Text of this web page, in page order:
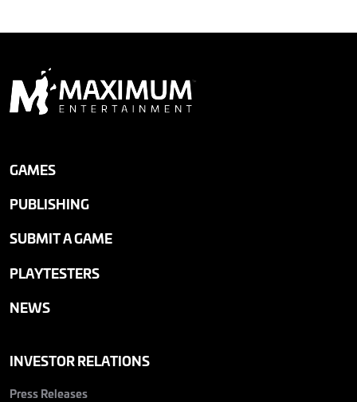
GAMES
PUBLISHING
SUBMIT A GAME
PLAYTESTERS
NEWS
INVESTOR RELATIONS
Press Releases